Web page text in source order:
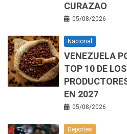
CURAZAO
05/08/2026
Nacional
VENEZUELA
TOP 10 DE
EN 2027
05/08/2026
Deportes